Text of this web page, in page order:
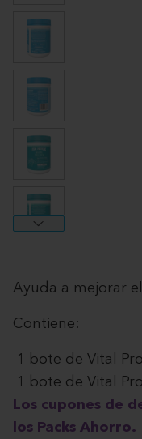
View larger image
View larger image
View larger image
View larger image
Ayuda a mejorar
Contiene:
1 bote de Vital
1 bote de Vital
Los cupones de
los Packs Ahorro.